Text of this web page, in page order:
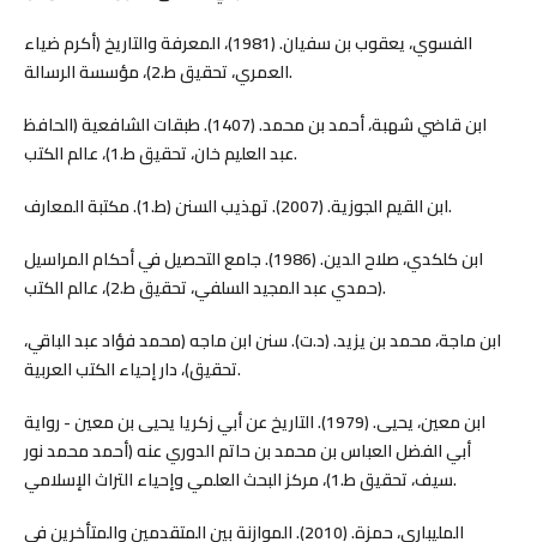
الفسوي، يعقوب بن سفيان. (1981)، المعرفة والتاريخ (أكرم ضياء
العمري، تحقيق ط.2)، مؤسسة الرسالة.
ابن قاضي شهبة، أحمد بن محمد. (1407). طبقات الشافعية (الحافظ
عبد العليم خان، تحقيق ط.1)، عالم الكتب.
ابن القيم الجوزية. (2007). تهذيب السنن (ط.1). مكتبة المعارف.
ابن كلكدي، صلاح الدين. (1986). جامع التحصيل في أحكام المراسيل
(حمدي عبد المجيد السلفي، تحقيق ط.2)، عالم الكتب.
ابن ماجة، محمد بن يزيد. (د.ت). سنن ابن ماجه (محمد فؤاد عبد الباقي،
تحقيق)، دار إحياء الكتب العربية.
ابن معين، يحيى. (1979). التاريخ عن أبي زكريا يحيى بن معين - رواية
أبي الفضل العباس بن محمد بن حاتم الدوري عنه (أحمد محمد نور
سيف، تحقيق ط.1)، مركز البحث العلمي وإحياء التراث الإسلامي.
المليباري، حمزة. (2010). الموازنة بين المتقدمين والمتأخرين في